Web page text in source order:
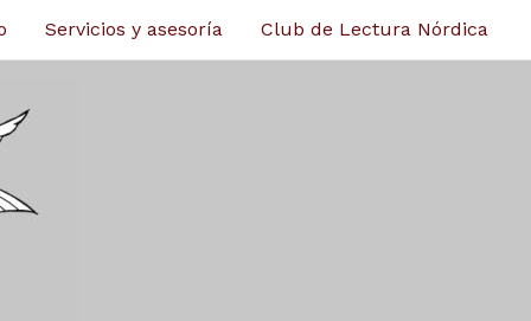
Servicios y asesoría Club de Lectura Nórdica